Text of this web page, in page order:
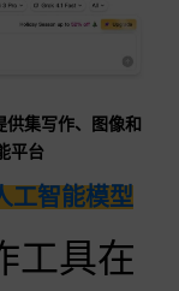
集写作、图像和
平台
工智能模型
工具在